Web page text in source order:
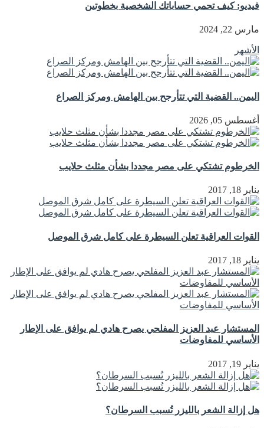
فيديو: كيف تحمي حساباتك الشخصية بخطوتين
مارس 22, 2024
الأشهر
اليمن.. القضية التي تتأرجح بين الهامش ومركز الصراع
أغسطس 05, 2026
الخرطوم تشتكي على مصر مجددا بشأن مثلث حلايب
يناير 18, 2017
القوات العراقية تعلن السيطرة على كامل شرق الموصل
يناير 18, 2017
المستشار عبد العزيز المفلحي يصرح هادي لم يوافق على الإطار
الأساسي للمفاوضات
يناير 19, 2017
هل إزالة الشعر بالليزر تُسبب السرطان؟